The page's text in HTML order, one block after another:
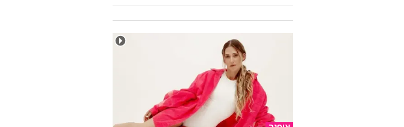
השאלון שיעשה לכם סדר - מי המפלגה שהכי
מתאימה לעמדות שלכם?